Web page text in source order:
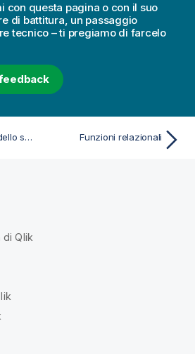
con questa pagina o con il suo
di battitura, un passaggio
tecnico – ti pregiamo di farcelo
NumMin - funzione dello script e del grafico Funzioni relazionali
di Qlik